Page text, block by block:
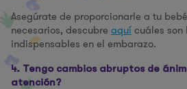
Asegúrate de proporcionarle a tu
necesarios, descubre aquícuáles son
indispensables en el embarazo.
4. Tengo cambios abruptos de
atención?